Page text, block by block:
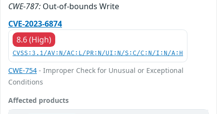
CWE-787: Out-of-bounds Write
CVE-2023-6874
8.6 (High)
CVSS:3.1/AV:N/AC:L/PR:N/UI:N/S:C/C:N/I:N/A:H
CWE-754 - Improper Check for Unusual or Exceptional
Conditions
Affected products